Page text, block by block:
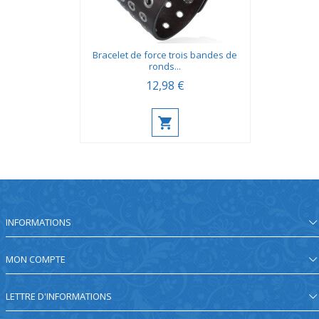
Bracelet de force trois bandes de
ronds...
12,98 €
INFORMATIONS
MON COMPTE
LETTRE D'INFORMATIONS